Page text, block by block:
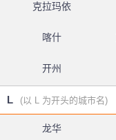
克拉玛依
喀什
开州
L (以 L 为开头的城市名)
龙华